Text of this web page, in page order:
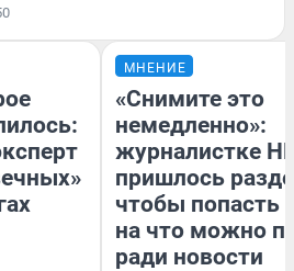
МНЕНИЕ
«Снимите это
немедленно»:
журналистке
пришлось
чтобы попасть
на что можно
ради новости